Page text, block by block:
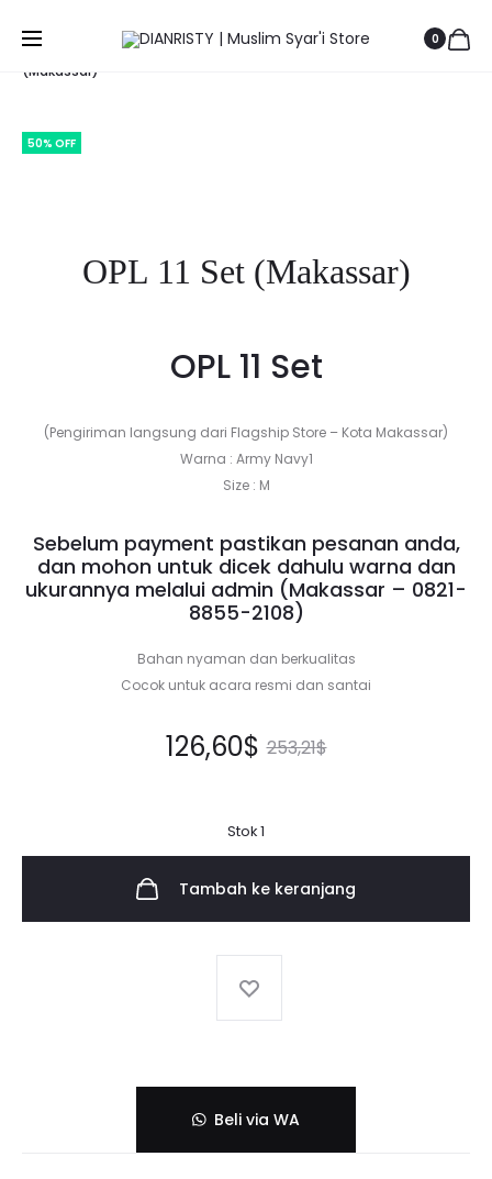
0
LUBNA
LAYYINA
Beranda BELANJA HEMAT Top Sale
OPL 11 Set
(Makassar)
50% OFF
OPL 11 Set (Makassar)
OPL 11 Set
(Pengiriman langsung dari Flagship Store – Kota Makassar)
Warna : Army Navy1
Size : M
Sebelum payment pastikan pesanan anda,
dan mohon untuk dicek dahulu warna dan
ukurannya melalui admin (Makassar – 0821-
8855-2108)
Bahan nyaman dan berkualitas
Cocok untuk acara resmi dan santai
253,21$
Harga
adalah:
253,21$.
126,60$
Harga
ini
adalah:
Stok 1
Tambah ke keranjang
Beli via WA